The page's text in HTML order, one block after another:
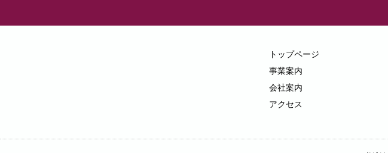
トップページ
事業案内
会社案内
アクセス